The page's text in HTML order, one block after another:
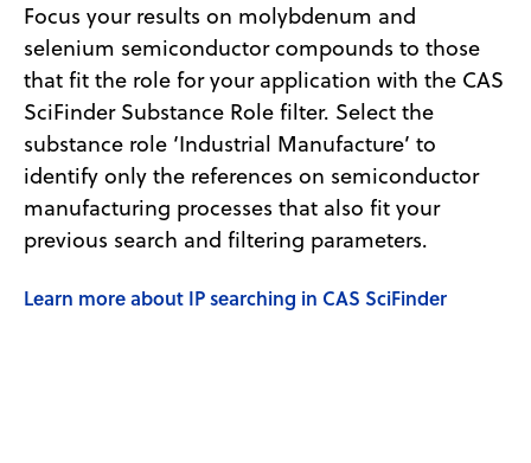
Focus your results on molybdenum and
selenium semiconductor compounds to those
that fit the role for your application with the CAS
SciFinder Substance Role filter. Select the
substance role ‘Industrial Manufacture’ to
identify only the references on semiconductor
manufacturing processes that also fit your
previous search and filtering parameters.
Learn more about IP searching in CAS SciFinder